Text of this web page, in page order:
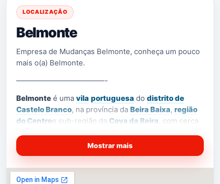
LOCALIZAÇÃO
Belmonte
Empresa de Mudanças Belmonte, conheça um pouco
mais o(a) Belmonte.
————————————-
Belmonte é uma vila portuguesa do distrito de
Castelo Branco, na província da Beira Baixa, região
do Centroe sub-região da Cova da Beira , com cerca
É sede de
municípiocom 118,76 km² de área e 6 859
município é limitado a norte pelo município
Mostrar mais